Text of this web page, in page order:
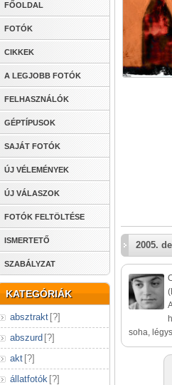
FŐOLDAL
FOTÓK
CIKKEK
A LEGJOBB FOTÓK
FELHASZNÁLÓK
GÉPTÍPUSOK
SAJÁT FOTÓK
ÚJ VÉLEMÉNYEK
ÚJ VÁLASZOK
FOTÓK FELTÖLTÉSE
ISMERTETŐ
SZABÁLYZAT
KATEGÓRIÁK
absztrakt [?]
abszurd [?]
akt [?]
állatfotók [?]
2005.
soha,